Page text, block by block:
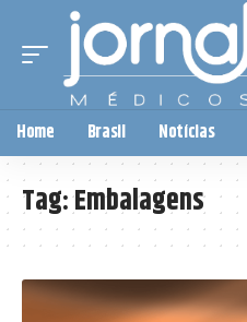
Home Brasil Notícias
Tag:Embalagens